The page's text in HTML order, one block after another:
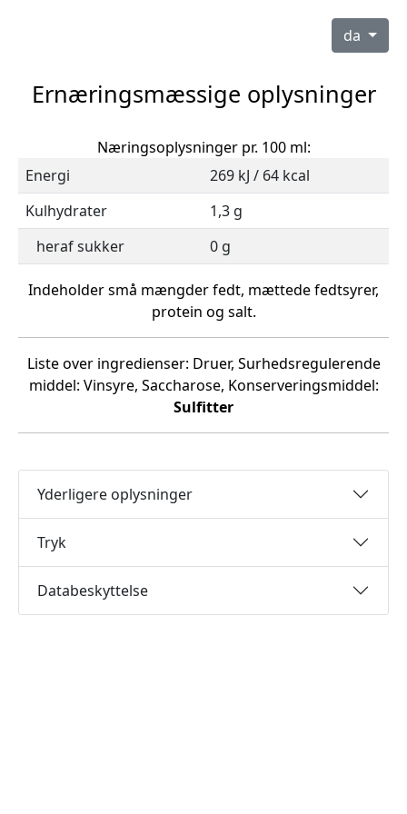
da
Ernæringsmæssige oplysninger
Næringsoplysninger pr. 100 ml:
Energi
269 kJ / 64 kcal
Kulhydrater
1,3 g
heraf sukker
0 g
Indeholder små mængder fedt, mættede fedtsyrer,
protein og salt.
Liste over ingredienser: Druer, Surhedsregulerende
middel: Vinsyre, Saccharose, Konserveringsmiddel:
Sulfitter
Yderligere oplysninger
Tryk
Databeskyttelse